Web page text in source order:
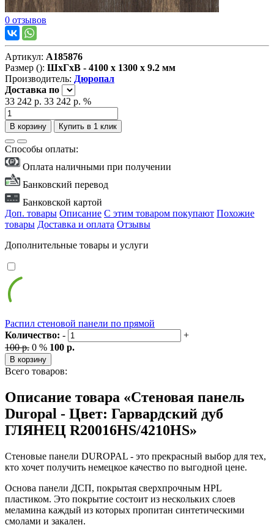
0 отзывов
Артикул: А185876
Размер (): ШxГxВ - 4100 x 1300 x 9.2 мм
Производитель: Дюропал
Доставка по
33 242 р. 33 242 р. %
В корзину Купить в 1 клик
Способы оплаты:
Оплата наличными при получении
Банковский перевод
Банковской картой
Доп. товары Описание С этим товаром покупают Похожие
товары Доставка и оплата Отзывы
Дополнительные товары и услуги
Распил стеновой панели по прямой
Количество: -
+
100 р. 0 % 100 р.
В корзину
Всего товаров:
Описание товара «Стеновая панель
Duropal - Цвет: Гарвардский дуб
ГЛЯНЕЦ R20016HS/4210HS»
Стеновые панели DUROPAL - это прекрасный выбор для тех,
кто хочет получить немецкое качество по выгодной цене.
Основа панели ДСП, покрытая сверхпрочным HPL
пластиком. Это покрытие состоит из нескольких слоев
меламина каждый из которых пропитан синтетическими
смолами и закален.